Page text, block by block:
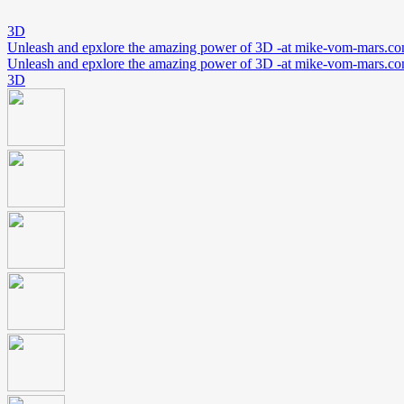
3D
Unleash and epxlore the amazing power of 3D -at mike-vom-
Unleash and epxlore the amazing power of 3D -at mike-vom-
3D